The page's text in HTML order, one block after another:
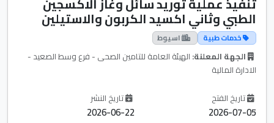
الطبي وثاني اكسيد الكربون والاستيلين
خدمات طبية اسيوط
الجهة المعلنة: الهيئة العامة للتامين الصحى - فرع وسط الصعيد -
الادارة المالية
تاريخ الفتح
2026-07-05
تاريخ النشر
2026-06-22